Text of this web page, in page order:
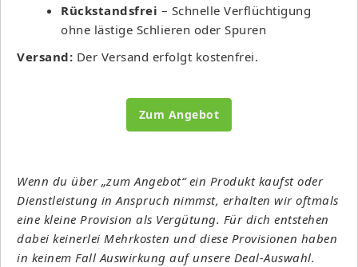
Rückstandsfrei – Schnelle Verflüchtigung
ohne lästige Schlieren oder Spuren
Versand: Der Versand erfolgt kostenfrei.
Zum Angebot
Wenn du über „zum Angebot“ ein Produkt kaufst oder
Dienstleistung in Anspruch nimmst, erhalten wir oftmals
eine kleine Provision als Vergütung. Für dich entstehen
dabei keinerlei Mehrkosten und diese Provisionen haben
in keinem Fall Auswirkung auf unsere Deal-Auswahl.